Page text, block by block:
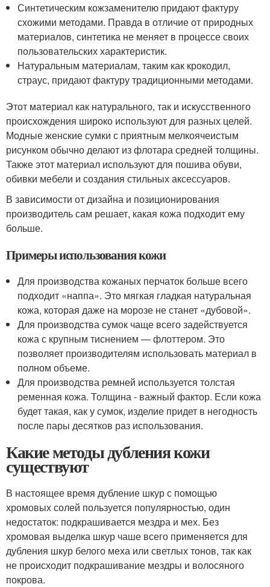
Синтетическим кожзаменителю придают фактуру
схожими методами. Правда в отличие от природных
материалов, синтетика не меняет в процессе своих
пользовательских характеристик.
Натуральным материалам, таким как крокодил,
страус, придают фактуру традиционными методами.
Этот материал как натурального, так и искусственного
происхождения широко используют для разных целей.
Модные женские сумки с приятным мелкоячеистым
рисунком обычно делают из флотара средней толщины.
Также этот материал используют для пошива обуви,
обивки мебели и создания стильных аксессуаров.
В зависимости от дизайна и позиционирования
производитель сам решает, какая кожа подходит ему
больше.
Примеры использования кожи
Для производства кожаных перчаток больше всего
подходит «наппа». Это мягкая гладкая натуральная
кожа, которая даже на морозе не станет «дубовой».
Для производства сумок чаще всего задействуется
кожа с крупным тиснением — флоттером. Это
позволяет производителям использовать материал в
полном объеме.
Для производства ремней используется толстая
ременная кожа. Толщина - важный фактор. Если кожа
будет такая, как у сумок, изделие придет в негодность
после пары десятков раз использования.
Какие методы дубления кожи
существуют
В настоящее время дубление шкур с помощью
хромовых солей пользуется популярностью, один
недостаток: подкрашивается мездра и мех. Без
хромовая выделка шкур чаше всего применяется для
дубления шкур белого меха или светлых тонов, так как
не происходит подкрашивание мездры и волосяного
покрова.